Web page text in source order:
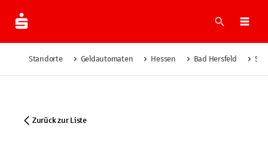
Suche
Standorte Geldautomaten Hessen Bad Hersfeld
Zurück zur Liste